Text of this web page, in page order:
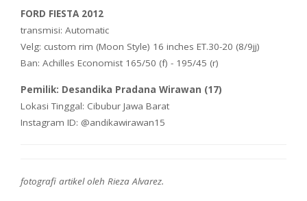
FORD FIESTA 2012
transmisi: Automatic
Velg: custom rim (Moon Style) 16 inches ET.30-20 (8/9jj)
Ban: Achilles Economist 165/50 (f) - 195/45 (r)
Pemilik: Desandika Pradana Wirawan (17)
Lokasi Tinggal: Cibubur Jawa Barat
Instagram ID: @andikawirawan15
fotografi artikel oleh Rieza Alvarez.